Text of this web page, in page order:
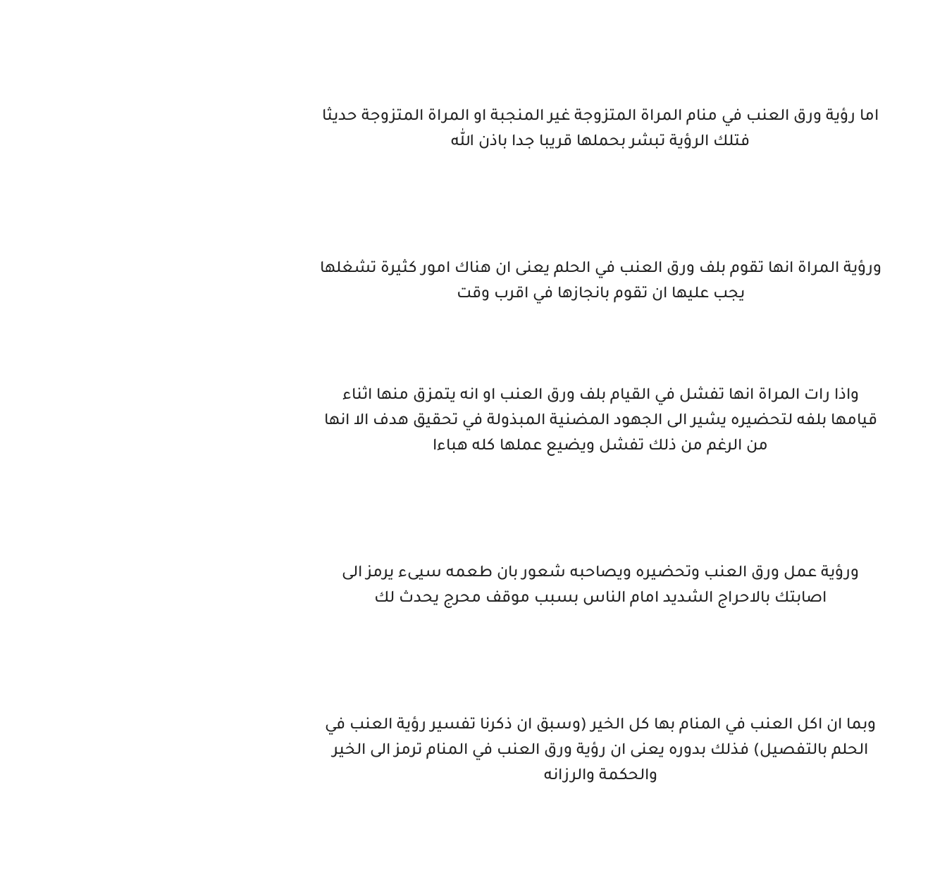
اما رؤية ورق العنب في منام المراة المتزوجة غير المنجبة او المراة المتزوجة حديثا
فتلك الرؤية تبشر بحملها قريبا جدا باذن الله
ورؤية المراة انها تقوم بلف ورق العنب في الحلم يعنى ان هناك امور كثيرة تشغلها
يجب عليها ان تقوم بانجازها في اقرب وقت
واذا رات المراة انها تفشل في القيام بلف ورق العنب او انه يتمزق منها اثناء
قيامها بلفه لتحضيره يشير الى الجهود المضنية المبذولة في تحقيق هدف الا انها
من الرغم من ذلك تفشل ويضيع عملها كله هباءا
ورؤية عمل ورق العنب وتحضيره ويصاحبه شعور بان طعمه سيىء يرمز الى
اصابتك بالاحراج الشديد امام الناس بسبب موقف محرج يحدث لك
وبما ان اكل العنب في المنام بها كل الخير (وسبق ان ذكرنا تفسير رؤية العنب في
الحلم بالتفصيل) فذلك بدوره يعنى ان رؤية ورق العنب في المنام ترمز الى الخير
والحكمة والرزانه